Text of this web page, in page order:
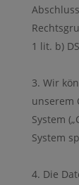
1 lit. b)
Wir
unserem
System
System
Die